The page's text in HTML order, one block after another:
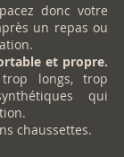
donc votre
un repas ou
et propre.
longs, trop
qui
chaussettes.